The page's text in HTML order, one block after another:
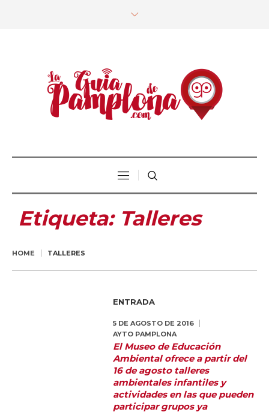
Etiqueta: Talleres
HOME TALLERES
ENTRADA
5 DE AGOSTO DE 2016
AYTO PAMPLONA
El Museo de Educación
Ambiental ofrece a partir del
16 de agosto talleres
ambientales infantiles y
actividades en las que pueden
participar grupos ya